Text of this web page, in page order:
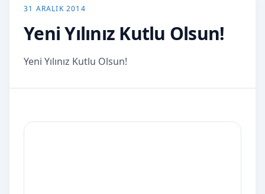
31 ARALIK 2014
Yeni Yılınız Kutlu Olsun!
Yeni Yılınız Kutlu Olsun!